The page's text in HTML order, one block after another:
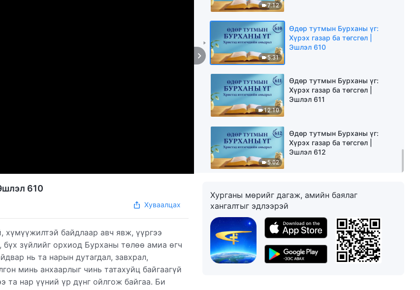
7:12
5:31
Өдөр тутмын Бурханы үг:
Хүрэх газар ба төгсгөл |
Эшлэл 610
12:10
Өдөр тутмын Бурханы үг:
Хүрэх газар ба төгсгөл |
Эшлэл 611
5:02
Өдөр тутмын Бурханы үг:
Хүрэх газар ба төгсгөл |
Эшлэл 612
610
Хуваалцах
байдлаар авч явж, үүргээ
бүх зүйлийг орхиод Бурханы төлөө амиа өгч
нь та нарын дутагдал, завхрал,
минь анхаарлыг чинь татахуйц байгаагүй
та нар үүний үр дүнг ойлгож байгаа. Би
Хурганы мөрийг дагаж, амийн баялаг
хангалтыг эдлээрэй